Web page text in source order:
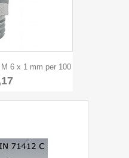
6 x 1 mm per 100